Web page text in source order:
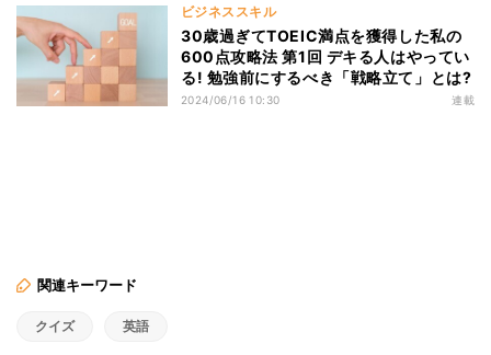
ビジネススキル
30歳過ぎてTOEIC満点を獲得した私の
600点攻略法 第1回 デキる人はやってい
る! 勉強前にするべき「戦略立て」とは?
2024/06/16 10:30 連載
関連キーワード
クイズ 英語